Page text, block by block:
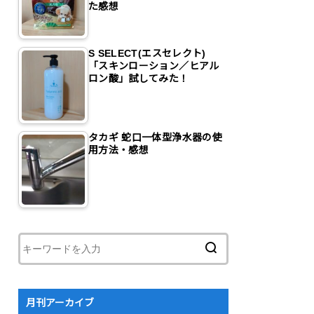
た感想
S SELECT(エスセレクト)
「スキンローション／ヒアル
ロン酸」試してみた！
タカギ 蛇口一体型浄水器の使
用方法・感想
月刊アーカイブ